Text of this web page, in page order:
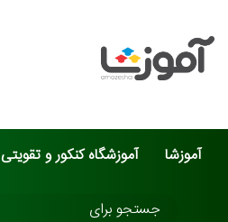
آموزشا آموزشگاه کنکور و تقویتی
تغییر پوسته